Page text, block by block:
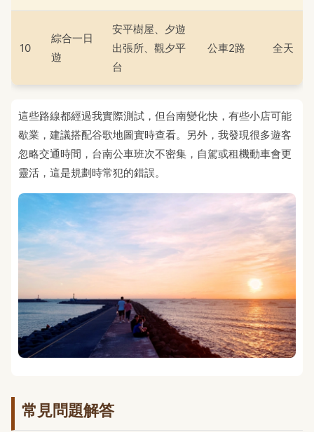
10
綜合一日
遊
安平樹屋、夕遊
出張所、觀夕平
台
公車2路 全天
這些路線都經過我實際測試，但台南變化快，有些小店可能
歇業，建議搭配谷歌地圖實時查看。另外，我發現很多遊客
忽略交通時間，台南公車班次不密集，自駕或租機動車會更
靈活，這是規劃時常犯的錯誤。
常見問題解答